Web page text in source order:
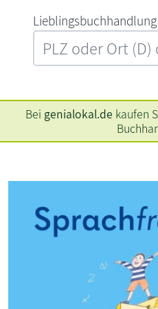
Bei genialokal.de kaufen